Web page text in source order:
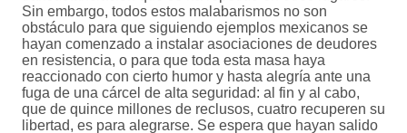
Sin embargo, todos estos malabarismos no son
obstáculo para que siguiendo ejemplos mexicanos se
hayan comenzado a instalar asociaciones de deudores
en resistencia, o para que toda esta masa haya
reaccionado con cierto humor y hasta alegría ante una
fuga de una cárcel de alta seguridad: al fin y al cabo,
que de quince millones de reclusos, cuatro recuperen su
libertad, es para alegrarse. Se espera que hayan salido